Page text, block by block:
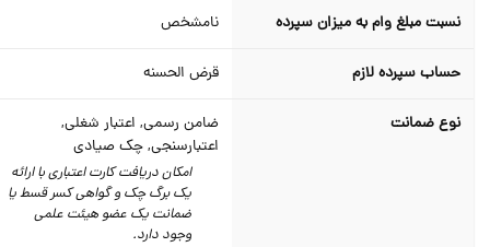
نسبت مبلغ وام به میزان سپرده نامشخص
حساب سپرده لازم قرض الحسنه
نوع ضمانت
ضامن رسمی, اعتبار شغلی,
اعتبارسنجی, چک صیادی
امکان دریافت کارت اعتباری با ارائه
یک برگ چک و گواهی کسر قسط یا
ضمانت یک عضو هیئت علمی
وجود دارد.